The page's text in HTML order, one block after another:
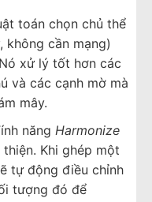
toán chọn chủ thể
không cần mạng)
xử lý tốt hơn các
và các cạnh mờ mà
mây.
năng Harmonize
Khi ghép một
tự động điều chỉnh
tượng đó để